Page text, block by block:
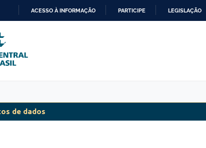
ACESSO À INFORMAÇÃO PARTICIPE LEGISLAÇÃO
de dados